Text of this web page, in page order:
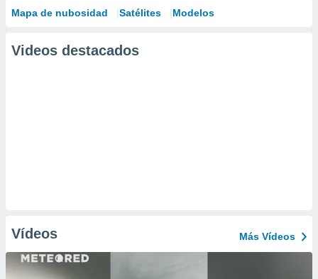
Mapa de nubosidad Satélites Modelos
Videos destacados
Vídeos Más Vídeos